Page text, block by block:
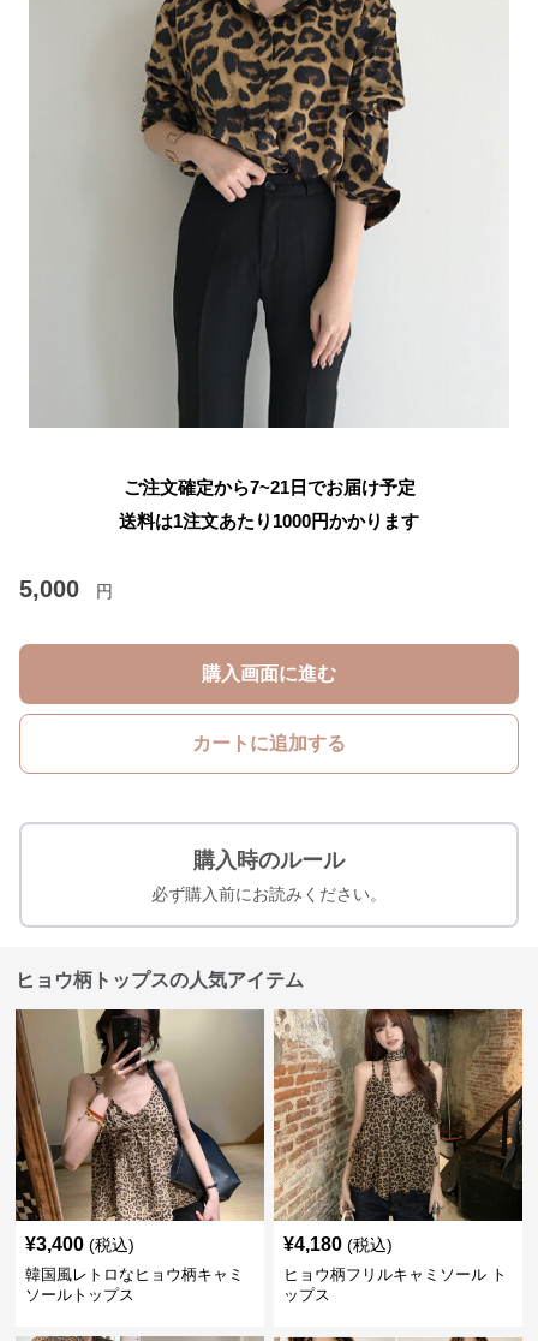
ご注文確定から7~21日でお届け予定
送料は1注文あたり 1000円かかります
5,000 円
購入画面に進む
カートに追加する
購入時のルール
必ず購入前にお読みください。
ヒョウ柄トップスの人気アイテム
¥3,400 (税込)
韓国風レトロなヒョウ柄キャミ
ソールトップス
¥4,180 (税込)
ヒョウ柄フリルキャミソール ト
ップス